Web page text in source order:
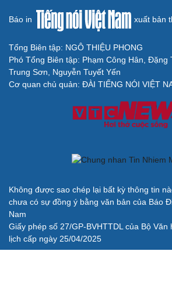
Cải chính
Báo in xuất bản
Tổng Biên tập: NGÔ THIỆU PHONG
Phó Tổng Biên tập: Phạm Công Hân, Đặng
Trung Sơn, Nguyễn Tuyết Yến
Cơ quan chủ quản: ĐÀI TIẾNG NÓI VIỆT
Không được sao chép lại bất kỳ thông tin
chưa có sự đồng ý bằng văn bản của Báo
Nam
Giấy phép số 27/GP-BVHTTDL của Bộ Văn
lịch cấp ngày 25/04/2025